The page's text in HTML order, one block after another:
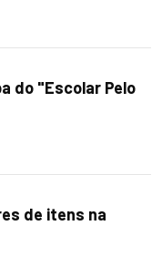
do "Escolar Pelo
de itens na